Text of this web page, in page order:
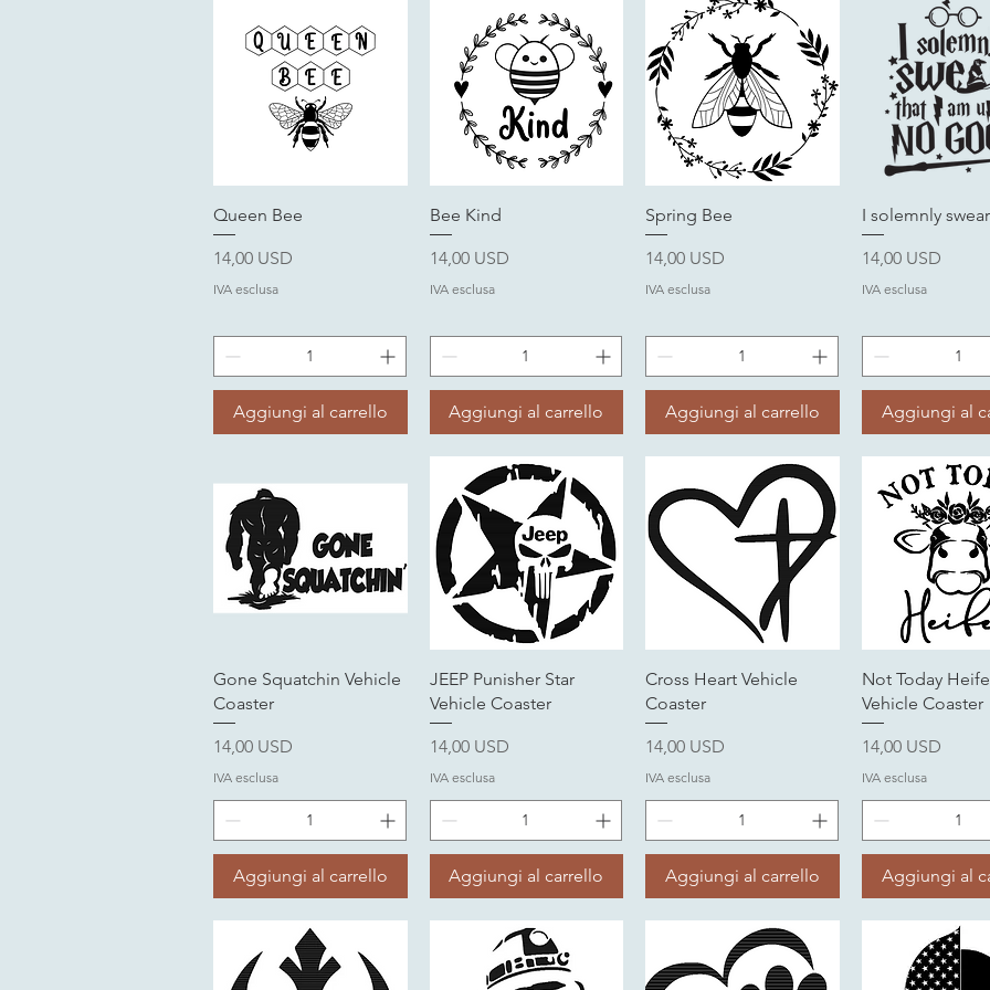
Vista rapida
Queen Bee
Prezzo
14,00 USD
IVA esclusa
Aggiungi al carrello
Vista rapida
Bee Kind
Prezzo
14,00 USD
IVA esclusa
Aggiungi al carrello
Vista rapida
Spring Bee
Prezzo
14,00 USD
IVA esclusa
Aggiungi al carrello
Vista rapida
I solemnly swear
Prezzo
14,00 USD
IVA esclusa
Aggiungi al
Vista rapida
Gone Squatchin Vehicle
Coaster
Prezzo
14,00 USD
IVA esclusa
Aggiungi al carrello
Vista rapida
JEEP Punisher Star
Vehicle Coaster
Prezzo
14,00 USD
IVA esclusa
Aggiungi al carrello
Vista rapida
Cross Heart Vehicle
Coaster
Prezzo
14,00 USD
IVA esclusa
Aggiungi al carrello
Vista
Not Today
Vehicle Coaster
Prezzo
14,00 USD
IVA esclusa
Aggiungi al